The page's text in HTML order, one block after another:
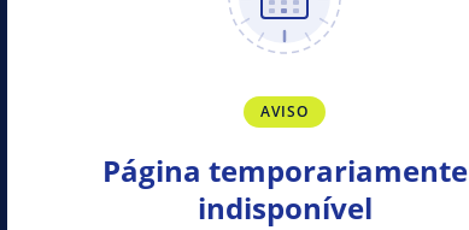
AVISO
Página temporariamente
indisponível